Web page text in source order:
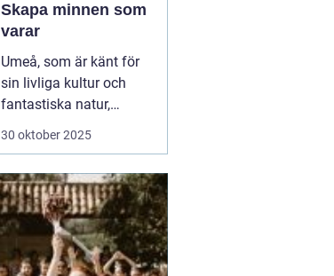
Skapa minnen som
varar
Umeå, som är känt för
sin livliga kultur och
fantastiska natur,
erbjuder många tillfällen
staden för att utforska
dess kulturella
evenemang eller de
vackra norrlands...
30 oktober 2025